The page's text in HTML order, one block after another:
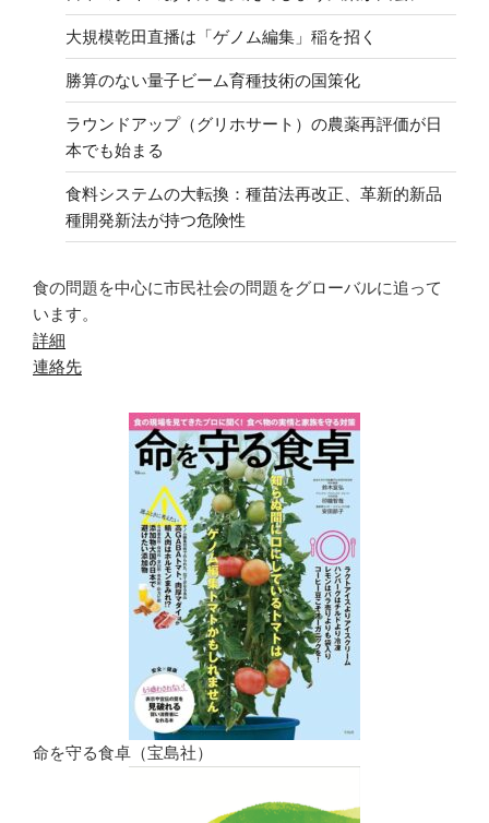
大規模乾田直播は「ゲノム編集」稲を招く
勝算のない量子ビーム育種技術の国策化
ラウンドアップ（グリホサート）の農薬再評価が日
本でも始まる
食料システムの大転換：種苗法再改正、革新的新品
種開発新法が持つ危険性
食の問題を中心に市民社会の問題をグローバルに追って
います。
詳細
連絡先
命を守る食卓（宝島社）